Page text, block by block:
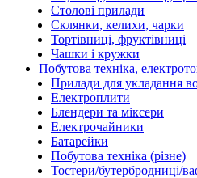
Столові прилади
Склянки, келихи, чарки
Тортівниці, фруктівниці
Чашки і кружки
Побутова техніка,
Прилади для укладання
Електроплити
Блендери та міксери
Електрочайники
Батарейки
Побутова техніка (різне)
Тостери/бутербродниці/